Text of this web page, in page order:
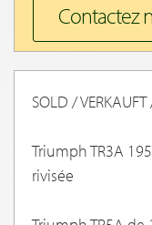
Contactez
SOLD /
Triumph TR3A
rivisée